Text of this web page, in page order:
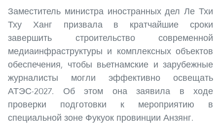
Заместитель министра иностранных дел Ле Тхи
Тху Ханг призвала в кратчайшие сроки
завершить строительство современной
медиаинфраструктуры и комплексных объектов
обеспечения, чтобы вьетнамские и зарубежные
журналисты могли эффективно освещать
АТЭС-2027. Об этом она заявила в ходе
проверки подготовки к мероприятию в
специальной зоне Фукуок провинции Анзянг.